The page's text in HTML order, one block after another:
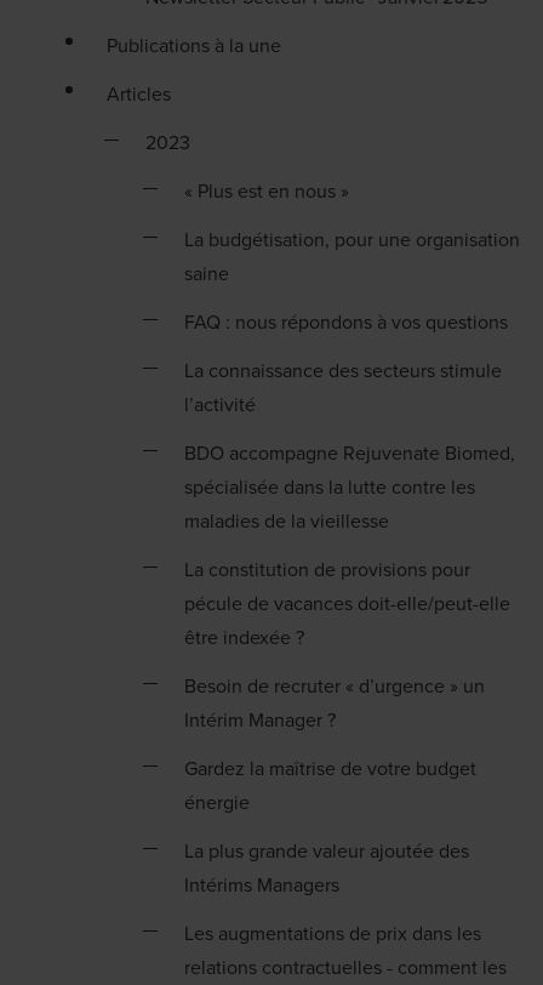
Publications à la une
Articles
2023
« Plus est en nous »
La budgétisation, pour une organisation
saine
FAQ : nous répondons à vos questions
La connaissance des secteurs stimule
l’activité
BDO accompagne Rejuvenate Biomed,
spécialisée dans la lutte contre les
maladies de la vieillesse
La constitution de provisions pour
pécule de vacances doit-elle/peut-elle
être indexée ?
Besoin de recruter « d’urgence » un
Intérim Manager ?
Gardez la maîtrise de votre budget
énergie
La plus grande valeur ajoutée des
Intérims Managers
Les augmentations de prix dans les
relations contractuelles - comment les